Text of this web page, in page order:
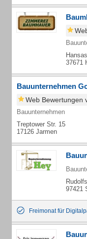
37671
Bauunternehmen
Web Bewertungen
Bauunternehmen
Treptower Str. 15
17126 Jarmen
97421
Freimonat für